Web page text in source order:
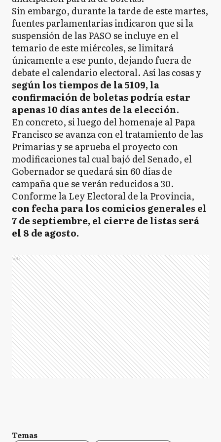
Sin embargo, durante la tarde de este martes,
fuentes parlamentarias indicaron que si la
suspensión de las PASO se incluye en el
temario de este miércoles, se limitará
únicamente a ese punto, dejando fuera de
debate el calendario electoral. Así las cosas y
según los tiempos de la 5109, la
confirmación de boletas podría estar
apenas 10 días antes de la elección.
En concreto, si luego del homenaje al Papa
Francisco se avanza con el tratamiento de las
Primarias y se aprueba el proyecto con
modificaciones tal cual bajó del Senado, el
Gobernador se quedará sin 60 días de
campaña que se verán reducidos a 30.
Conforme la Ley Electoral de la Provincia,
con fecha para los comicios generales el
7 de septiembre, el cierre de listas será
el 8 de agosto.
Ads
Temas